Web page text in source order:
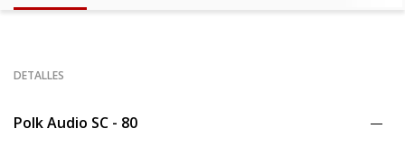
DETALLES
Polk Audio SC - 80